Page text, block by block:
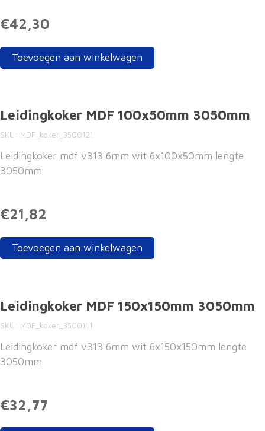
€42,30
Toevoegen aan winkelwagen
Leidingkoker MDF 100x50mm 3050mm
SKU MDF_koker_3500121
Leidingkoker mdf v313 6mm wit 6x100x50mm lengte
3050mm
€21,82
Toevoegen aan winkelwagen
Leidingkoker MDF 150x150mm 3050mm
SKU MDF_koker_3500111
Leidingkoker mdf v313 6mm wit 6x150x150mm lengte
3050mm
€32,77